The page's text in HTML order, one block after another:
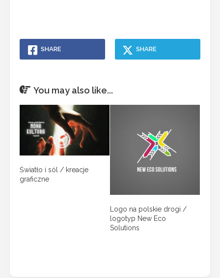
SHARE SHARE
You may also like...
Światło i sól / kreacje
graficzne
Logo na polskie drogi /
logotyp New Eco
Solutions